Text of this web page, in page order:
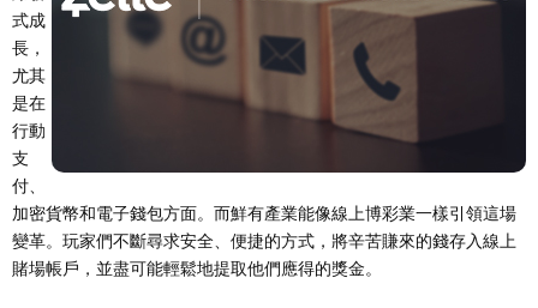
式成
長，
尤其
是在
行動
支
付、
加密貨幣和電子錢包方面。而鮮有產業能像線上博彩業一樣引領這場
變革。玩家們不斷尋求安全、便捷的方式，將辛苦賺來的錢存入線上
賭場帳戶，並盡可能輕鬆地提取他們應得的獎金。